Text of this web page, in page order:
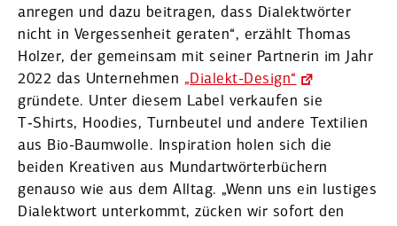
anregen und dazu beitragen, dass Dialekt­wörter
nicht in Verges­senheit geraten“, erzählt Thomas
Holzer, der gemeinsam mit seiner Partnerin im Jahr
2022 das Unter­nehmen „Dialekt-Design“
gründete. Unter diesem Label verkaufen sie
T‑Shirts, Hoodies, Turnbeutel und andere Textilien
aus Bio-Baumwolle. Inspi­ration holen sich die
beiden Kreativen aus Mundart­wör­ter­bü­chern
genauso wie aus dem Alltag. „Wenn uns ein lustiges
Dialektwort unter­kommt, zücken wir sofort den